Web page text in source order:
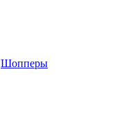
Шопперы